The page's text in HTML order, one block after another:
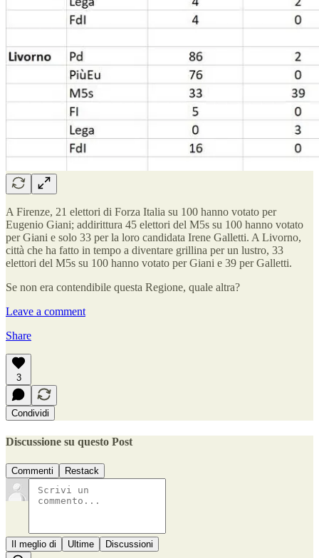
A Firenze, 21 elettori di Forza Italia su 100 hanno votato per
Eugenio Giani; addirittura 45 elettori del M5s su 100 hanno votato
per Giani e solo 33 per la loro candidata Irene Galletti. A Livorno,
città che ha fatto in tempo a diventare grillina per un lustro, 33
elettori del M5s su 100 hanno votato per Giani e 39 per Galletti.
Se non era contendibile questa Regione, quale altra?
Leave a comment
Share
3
Condividi
Discussione su questo Post
Commenti Restack
Il meglio di Ultime Discussioni